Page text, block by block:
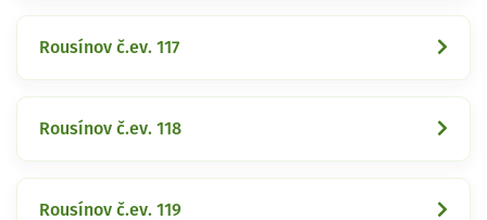
Rousínov č.ev. 117
Rousínov č.ev. 118
Rousínov č.ev. 119